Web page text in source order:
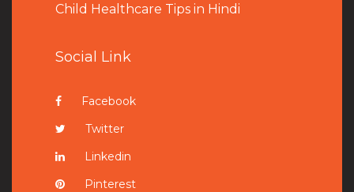
Child Healthcare Tips in Hindi
Social Link
Facebook
Twitter
Linkedin
Pinterest